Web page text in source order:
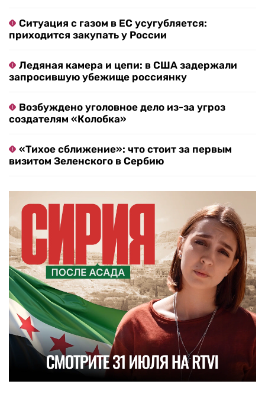
Ситуация с газом в ЕС усугубляется:
приходится закупать у России
Ледяная камера и цепи: в США задержали
запросившую убежище россиянку
Возбуждено уголовное дело из-за угроз
создателям «Колобка»
«Тихое сближение»: что стоит за первым
визитом Зеленского в Сербию